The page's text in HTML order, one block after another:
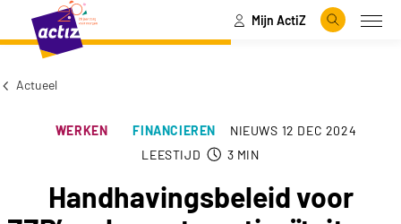
Naar hoofdinhoud
Naar menu Mijn ActiZ
Zoeken
Actueel
WERKEN FINANCIEREN NIEUWS 12 DEC 2024
LEESTIJD
3 MIN
Handhavingsbeleid voor